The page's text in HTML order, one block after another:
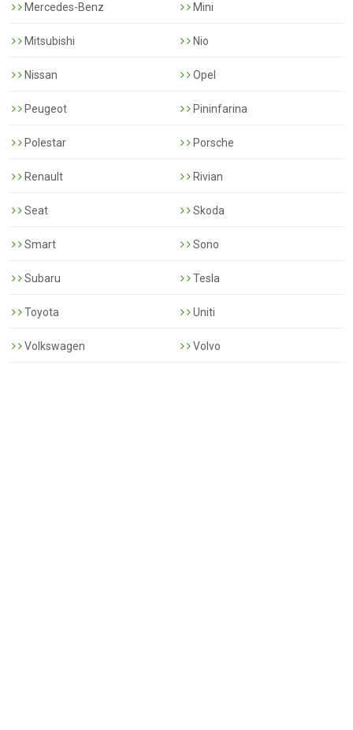
Mercedes-Benz Mini
Mitsubishi Nio
Nissan Opel
Peugeot Pininfarina
Polestar Porsche
Renault Rivian
Seat Skoda
Smart Sono
Subaru Tesla
Toyota Uniti
Volkswagen Volvo